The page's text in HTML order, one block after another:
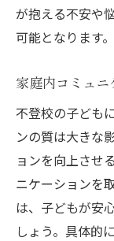
が抱える不安や
可能となります。
家庭内コミュ
不登校の子ども
ンの質は大きな
ョンを向上させ
ニケーションを
は、子どもが安
しょう。具体的